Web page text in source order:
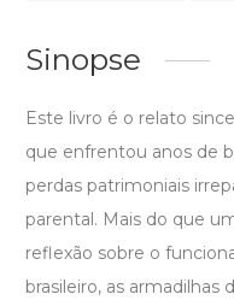
Sinopse
Este livro é o relato
que enfrentou anos de
perdas patrimoniais
parental. Mais do que
reflexão sobre o
brasileiro, as